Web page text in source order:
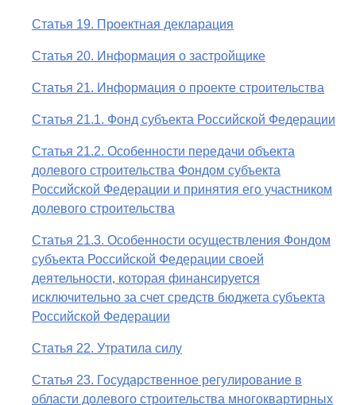
Статья 19. Проектная декларация
Статья 20. Информация о застройщике
Статья 21. Информация о проекте строительства
Статья 21.1. Фонд субъекта Российской Федерации
Статья 21.2. Особенности передачи объекта
долевого строительства Фондом субъекта
Российской Федерации и принятия его участником
долевого строительства
Статья 21.3. Особенности осуществления Фондом
субъекта Российской Федерации своей
деятельности, которая финансируется
исключительно за счет средств бюджета субъекта
Российской Федерации
Статья 22. Утратила силу
Статья 23. Государственное регулирование в
области долевого строительства многоквартирных